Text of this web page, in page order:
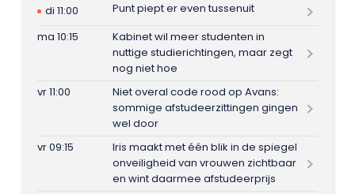
di 11:00
Punt piept er even tussenuit
ma 10:15
Kabinet wil meer studenten in
nuttige studierichtingen, maar zegt
nog niet hoe
vr 11:00
Niet overal code rood op Avans:
sommige afstudeerzittingen gingen
wel door
vr 09:15
Iris maakt met één blik in de spiegel
onveiligheid van vrouwen zichtbaar
en wint daarmee afstudeerprijs